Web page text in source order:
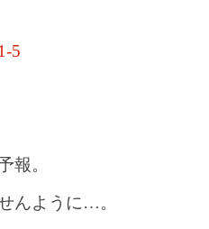
報。
んように…。